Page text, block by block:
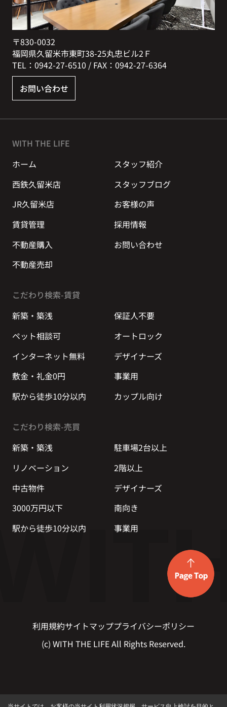
〒830-0032
福岡県久留米市東町38-25丸忠ビル2Ｆ
TEL：0942-27-6510 / FAX：0942-27-6364
お問い合わせ
WITH THE LIFE
ホーム
スタッフ紹介
西鉄久留米店
スタッフブログ
JR久留米店
お客様の声
賃貸管理
採用情報
不動産購入
お問い合わせ
不動産売却
こだわり検索-賃貸
新築・築浅
保証人不要
ペット相談可
オートロック
インターネット無料
デザイナーズ
敷金・礼金0円
事業用
駅から徒歩10分以内
カップル向け
こだわり検索-売買
新築・築浅
駐車場2台以上
リノベーション
2階以上
中古物件
デザイナーズ
3000万円以下
南向き
駅から徒歩10分以内
事業用
利用規約サイトマッププライバシーポリシー
(c) WITH THE LIFE All Rights Reserved.